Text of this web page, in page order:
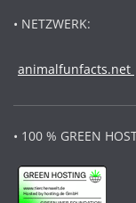
• NETZWERK:
animalfunfacts.net
• 100 % GREEN